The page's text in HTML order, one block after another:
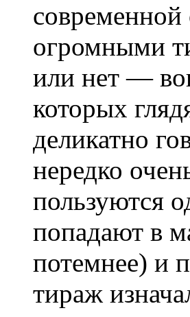
современной
огромными
или нет —
которых
деликатно
нередко
пользуются
попадают в
потемнее) и
тираж